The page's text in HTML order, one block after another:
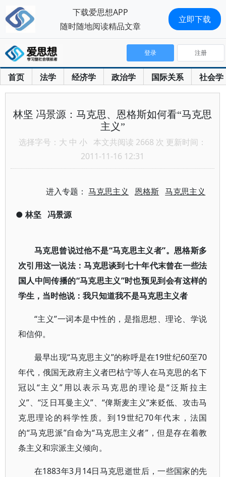
首页 法学 经济学 政治学 国际关系 社会学
登录 注册
林坚 冯景源：马克思、恩格斯如何看“马克思
主义”
选择字号： 大 中 小 本文共阅读 2668 次 更新时间：
2011-11-16 12:31
进入专题：马克思主义 恩格斯 马克思主义
●林坚 冯景源
马克思曾说过他不是“马克思主义者”。恩格斯多
次引用这一说法：马克思谈到七十年代末曾在一些法
国人中间传播的“马克思主义”时也预见到会有这样的
学生，当时他说：我只知道我不是马克思主义者
“主义”一词本是中性的，是指思想、理论、学说
和信仰。
最早出现“马克思主义”的称呼是在19世纪60至70
年代，俄国无政府主义者巴枯宁等人在马克思的名下
冠以“主义”用以表示马克思的理论是“泛斯拉主
义”、“泛日耳曼主义”、“俾斯麦主义”来贬低、攻击马
克思理论的科学性质。到19世纪70年代末，法国
的“马克思派”自命为“马克思主义者”，但是存在着教
条主义和宗派主义倾向。
在1883年3月14日马克思逝世后，一些国家的先
下载爱思想APP
随时随地阅读精品文章
立即下载